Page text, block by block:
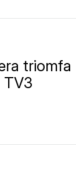
triomfa
TV3